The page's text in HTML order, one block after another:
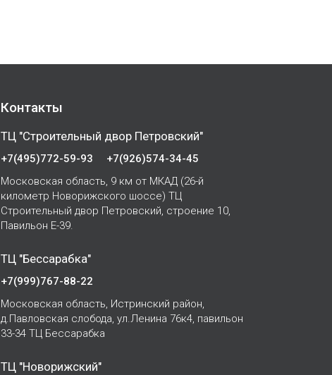
Контакты
ТЦ "Строительный двор Петровский"
+7(495)772-59-93
+7(926)574-34-45
Московская область, 9 км от МКАД (26-й
километр Новорижского шоссе) ТЦ
Строительный двор Петровский, строение 10,
Павильон Е-39.
ТЦ "Бессарабка"
+7(999)767-88-22
Московская область, Истринский район,
д.Павловская слобода, ул.Ленина 76к4, павильон
33-34 ТЦ Бессарабка
ТЦ "Новорижский"